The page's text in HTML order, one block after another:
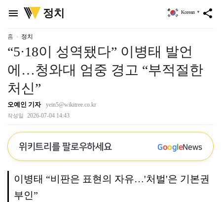
menu
위
키
정치 share
Korean ▼
홈 정치
“5·18이 성역됐다” 이병태 발언
에…청와대 엄중 경고 “부적절한
처신”
오예인 기자 yein5@wikitree.co.kr
작성일 2026-07-04 14:43
위키트리를 팔로우하세요 GoogleNews
이병태 “비판은 표현의 자유…'처벌'은 기본권
부인”